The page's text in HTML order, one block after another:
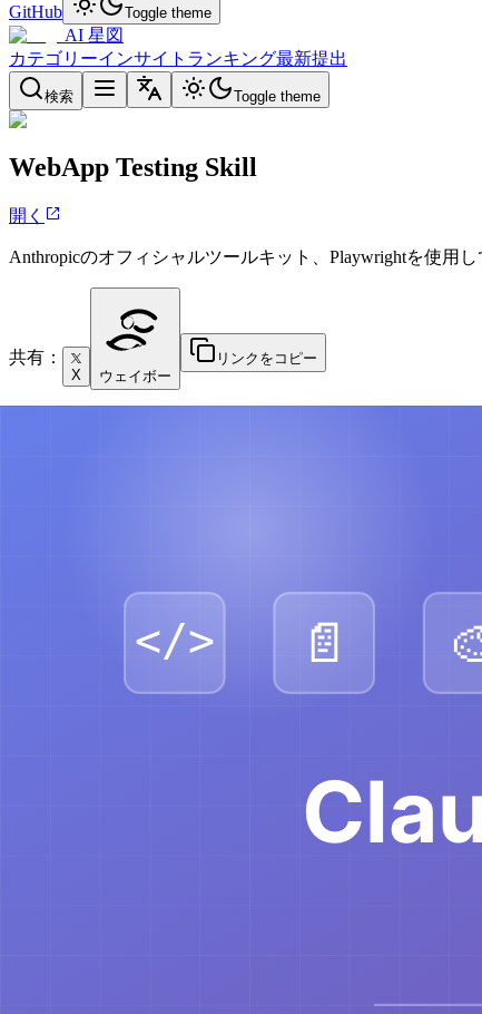
GitHub Toggle theme
AI 星図
カテゴリーインサイト ランキング最新提出
検索 Toggle theme
WebApp Testing Skill
開く
Anthropicのオフィシャルツールキット、Playwrightを使用
共有：
X ウェイボー
リンクをコピー
ボタンのクリック、フォームの入力、データの送信
スクリーンショットとページコンテンツをキャプチャ